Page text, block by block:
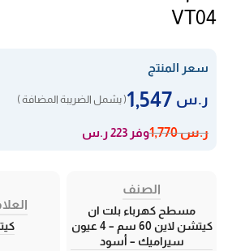
VT04
سعر المنتج
ر.س ( يشمل الضريبة المضافة )
ر.س1,770 وفر 223 ر.س
الصنف
مسطح كهرباء بلت ان
كيتشن لاين 60 سم – 4 عيون
سيراميك – أسود